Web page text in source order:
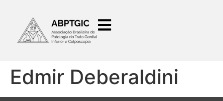
Edmir Deberaldini